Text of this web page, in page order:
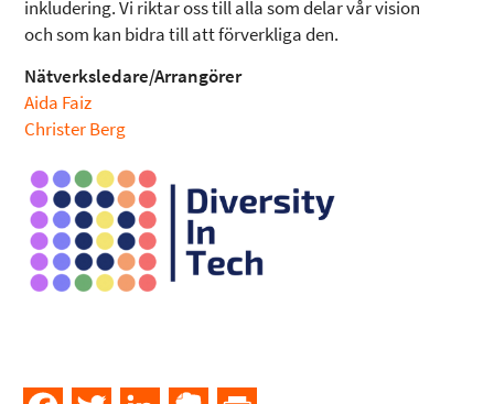
inkludering. Vi riktar oss till alla som delar vår vision
och som kan bidra till att förverkliga den.
Nätverksledare/Arrangörer
Aida Faiz
Christer Berg